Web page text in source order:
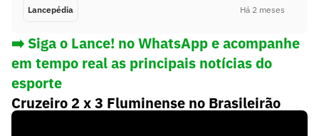
Lancepédia Há 2 meses
➡️ Siga o Lance! no WhatsApp e acompanhe
em tempo real as principais notícias do
esporte
Cruzeiro 2 x 3 Fluminense no Brasileirão